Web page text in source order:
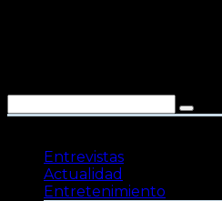
Entrevistas
Actualidad
Entretenimiento